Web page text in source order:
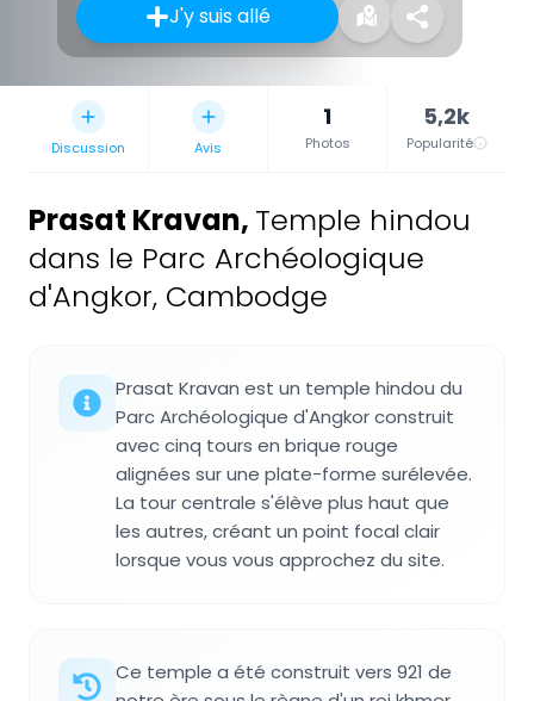
J'y suis allé
Discussion Avis
1
Photos
5,2k
Popularité
Prasat Kravan, Temple hindou
dans le Parc Archéologique
d'Angkor, Cambodge
Prasat Kravan est un temple hindou du
Parc Archéologique d'Angkor construit
avec cinq tours en brique rouge
alignées sur une plate-forme surélevée.
La tour centrale s'élève plus haut que
les autres, créant un point focal clair
lorsque vous vous approchez du site.
Ce temple a été construit vers 921 de